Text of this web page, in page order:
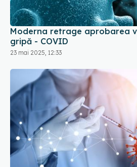
Moderna retrage aprobarea
gripă - COVID
23 mai 2025, 12:33